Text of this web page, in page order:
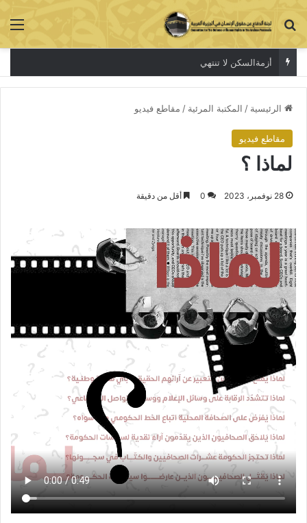
بحث عن
أزمةالسكن لا تنتهي
الرئيسية / المكتبة المرئية / مقاطع فيديو
مقاطع فيديو
لماذا ؟
28 نوفمبر، 2023 0 أقل من دقيقة